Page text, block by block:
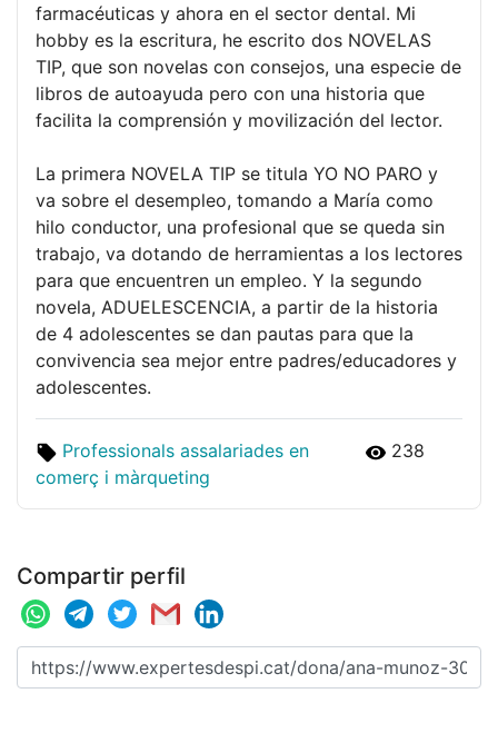
farmacéuticas y ahora en el sector dental. Mi
hobby es la escritura, he escrito dos NOVELAS
TIP, que son novelas con consejos, una especie de
libros de autoayuda pero con una historia que
facilita la comprensión y movilización del lector.
La primera NOVELA TIP se titula YO NO PARO y
va sobre el desempleo, tomando a María como
hilo conductor, una profesional que se queda sin
trabajo, va dotando de herramientas a los lectores
para que encuentren un empleo. Y la segundo
novela, ADUELESCENCIA, a partir de la historia
de 4 adolescentes se dan pautas para que la
convivencia sea mejor entre padres/educadores y
adolescentes.
Professionals assalariades en
comerç i màrqueting
238
Compartir perfil